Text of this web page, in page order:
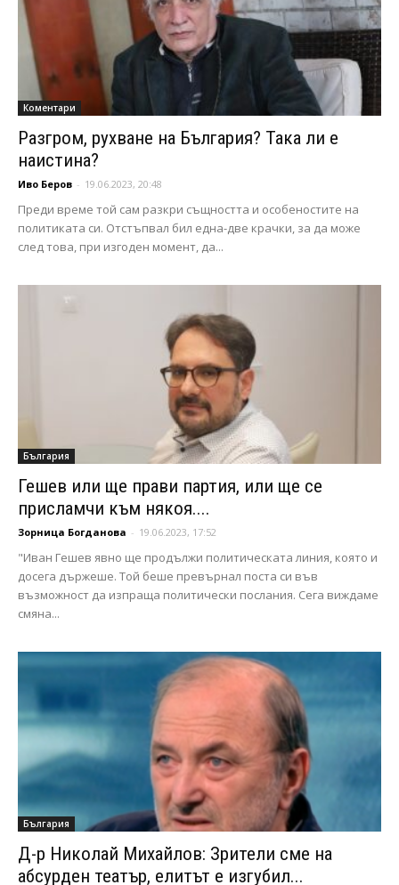
Коментари
Разгром, рухване на България? Така ли е
наистина?
Иво Беров - 19.06.2023, 20:48
Преди време той сам разкри същността и особеностите на
политиката си. Отстъпвал бил една-две крачки, за да може
след това, при изгоден момент, да...
България
Гешев или ще прави партия, или ще се
присламчи към някоя....
Зорница Богданова - 19.06.2023, 17:52
"Иван Гешев явно ще продължи политическата линия, която и
досега държеше. Той беше превърнал поста си във
възможност да изпраща политически послания. Сега виждаме
смяна...
България
Д-р Николай Михайлов: Зрители сме на
абсурден театър, елитът е изгубил...